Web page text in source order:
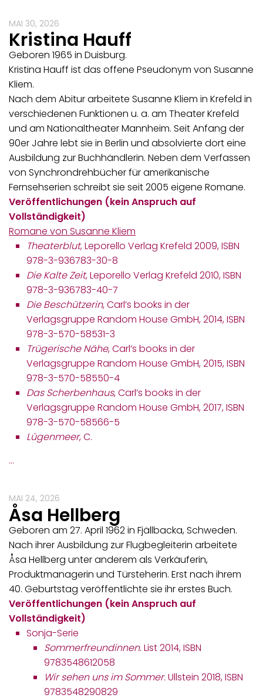
MAI 30, 2026
Kristina Hauff
Geboren 1965 in Duisburg.
Kristina Hauff ist das offene Pseudonym von Susanne
Kliem.
Nach dem Abitur arbeitete Susanne Kliem in Krefeld in
verschiedenen Funktionen u. a. am Theater Krefeld
und am Nationaltheater Mannheim. Seit Anfang der
90er Jahre lebt sie in Berlin und absolvierte dort eine
Ausbildung zur Buchhändlerin. Neben dem Verfassen
von Synchrondrehbücher für amerikanische
Fernsehserien schreibt sie seit 2005 eigene Romane.
Veröffentlichungen (kein Anspruch auf
Vollständigkeit)
Romane von Susanne Kliem
Theaterblut, Leporello Verlag Krefeld 2009, ISBN
978-3-936783-30-8
Die Kalte Zeit, Leporello Verlag Krefeld 2010, ISBN
978-3-936783-40-7
Die Beschützerin, Carl’s books in der
Verlagsgruppe Random House GmbH, 2014, ISBN
978-3-570-58531-3
Trügerische Nähe, Carl’s books in der
Verlagsgruppe Random House GmbH, 2015, ISBN
978-3-570-58550-4
Das Scherbenhaus, Carl’s books in der
Verlagsgruppe Random House GmbH, 2017, ISBN
978-3-570-58566-5
Lügenmeer, C.
…
MAI 24, 2026
Åsa Hellberg
Geboren am 27. April 1962 in Fjällbacka, Schweden.
Nach ihrer Ausbildung zur Flugbegleiterin arbeitete
Åsa Hellberg unter anderem als Verkäuferin,
Produktmanagerin und Türsteherin. Erst nach ihrem
40. Geburtstag veröffentlichte sie ihr erstes Buch.
Veröffentlichungen (kein Anspruch auf
Vollständigkeit)
Sonja-Serie
Sommerfreundinnen.List 2014, ISBN
9783548612058
Wir sehen uns im Sommer.Ullstein 2018, ISBN
9783548290829